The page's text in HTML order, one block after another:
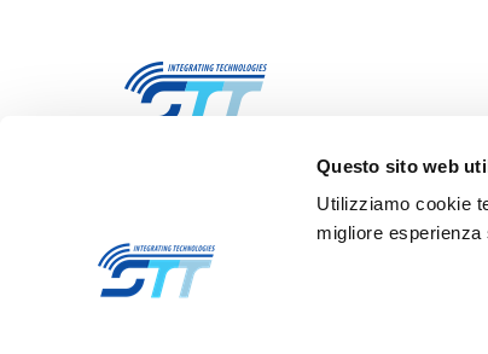
Questo sito web
Utilizziamo cookie
migliore
STT Servizi Telematici Telefonici S.r.l.
Via Nazario Sauro, 82, 20831 Seregno (MB)
E
T +39 0362 26941